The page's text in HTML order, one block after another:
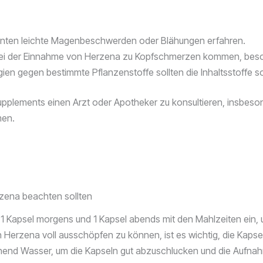
leichte Magenbeschwerden oder Blähungen erfahren.
der Einnahme von Herzena zu Kopfschmerzen kommen,
gegen bestimmte Pflanzenstoffe sollten die Inhaltsstoffe
einen Arzt oder Apotheker zu konsultieren,
beachten sollten
Kapsel morgens und 1 Kapsel abends mit den Mahlzeiten
voll ausschöpfen zu können, ist es wichtig, die
Wasser, um die Kapseln gut abzuschlucken und die